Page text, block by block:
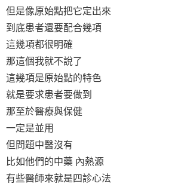
但是像原始點把它定出來
到底患者還要配合幾項
這幾項都很明確
那這個我就不說了
這幾項是原始點的特色
就是要求患者要做到
那至於醫療與保健
一定是並用
但問題中醫沒有
比如他們的中藥 內熱源
有些醫師來就是四診心法